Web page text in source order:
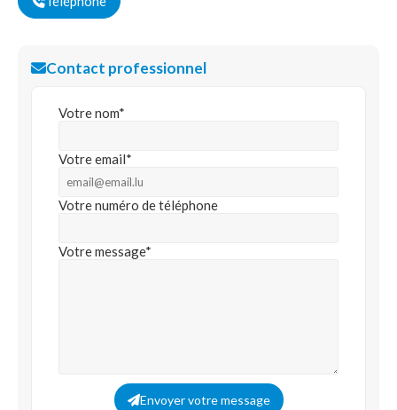
Contact professionnel
Votre nom*
Votre email*
Votre numéro de téléphone
Votre message*
Envoyer votre message